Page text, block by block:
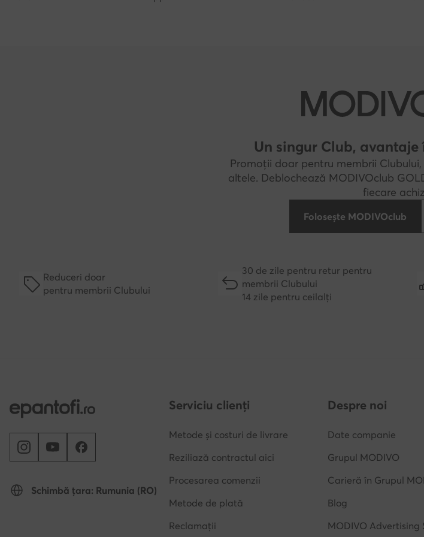
Un singur Club,
Promoții doar pentru membrii
altele. Deblochează MODIVOclub
fiecare
Folosește MODIVOclub
Reduceri doar
pentru membrii Clubului
30 de zile pentru retur pentru
membrii Clubului
14 zile pentru ceilalți
Schimbă țara: Rumunia (RO)
Serviciu clienți
Metode și costuri de livrare
Reziliază contractul aici
Procesarea comenzii
Metode de plată
Reclamații
Despre noi
Date companie
Grupul MODIVO
Carieră în Grupul
Blog
MODIVO Advertising